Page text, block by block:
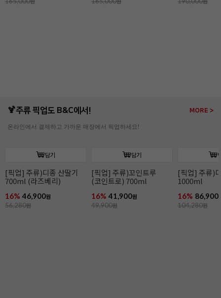
🍹주류 픽업도 B&C에서! MORE >
온라인에서 결제하고 가까운 매장에서 픽업하세요!
담기
[픽업] 주류)디종 산딸기
700ml (라즈베리)
16% 46,900원
56,280원
담기
[픽업] 주류)꼬인트루
(코인트로) 700ml
16% 41,900원
49,900원
[픽업] 주류)
1000ml
16% 86,900
104,280원